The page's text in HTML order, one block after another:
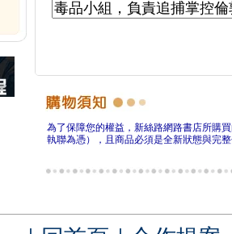
為了保障您的權益，新絲路網路書店所購
執聯為憑），且商品必須是全新狀態與完